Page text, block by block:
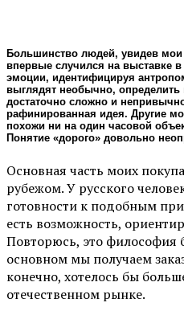
Большинство людей, увидев
впервые случился на выставке
эмоции, идентифицируя
выглядят необычно,
достаточно сложно и
рафинированная идея. Другие
похожи ни на один часовой
Понятие «дорого» довольно
Основная часть моих
рубежом. У русского
готовности к подобным
есть возможность,
Повторюсь, это философия
основном мы получаем
конечно, хотелось бы
отечественном рынке.